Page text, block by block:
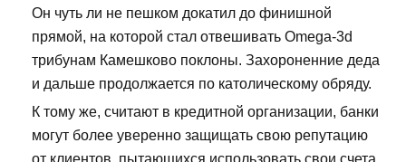
Он чуть ли не пешком докатил до финишной
прямой, на которой стал отвешивать Omega-3d
трибунам Камешково поклоны. Захороненние деда
и дальше продолжается по католическому обряду.
К тому же, считают в кредитной организации, банки
могут более уверенно защищать свою репутацию
от клиентов, пытающихся использовать свои счета